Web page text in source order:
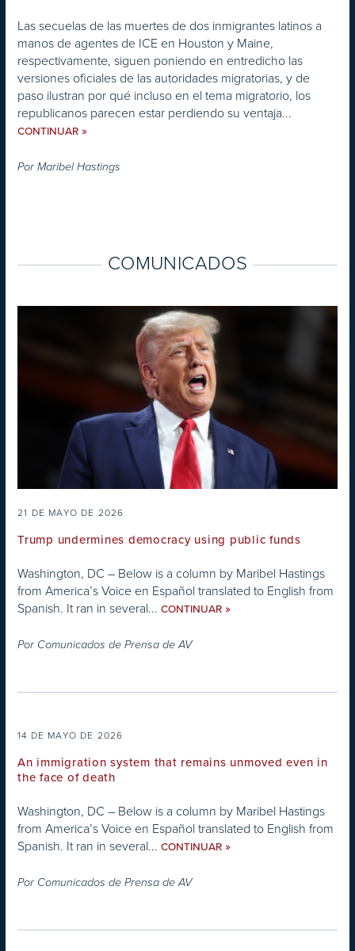
Las secuelas de las muertes de dos inmigrantes latinos a
manos de agentes de ICE en Houston y Maine,
respectivamente, siguen poniendo en entredicho las
versiones oficiales de las autoridades migratorias, y de
paso ilustran por qué incluso en el tema migratorio, los
republicanos parecen estar perdiendo su ventaja...
CONTINUAR »
Por Maribel Hastings
COMUNICADOS
21 DE MAYO DE 2026
Trump undermines democracy using public funds
Washington, DC – Below is a column by Maribel Hastings
from America’s Voice en Español translated to English from
Spanish. It ran in several... CONTINUAR »
Por Comunicados de Prensa de AV
14 DE MAYO DE 2026
An immigration system that remains unmoved even in
the face of death
Washington, DC – Below is a column by Maribel Hastings
from America’s Voice en Español translated to English from
Spanish. It ran in several... CONTINUAR »
Por Comunicados de Prensa de AV